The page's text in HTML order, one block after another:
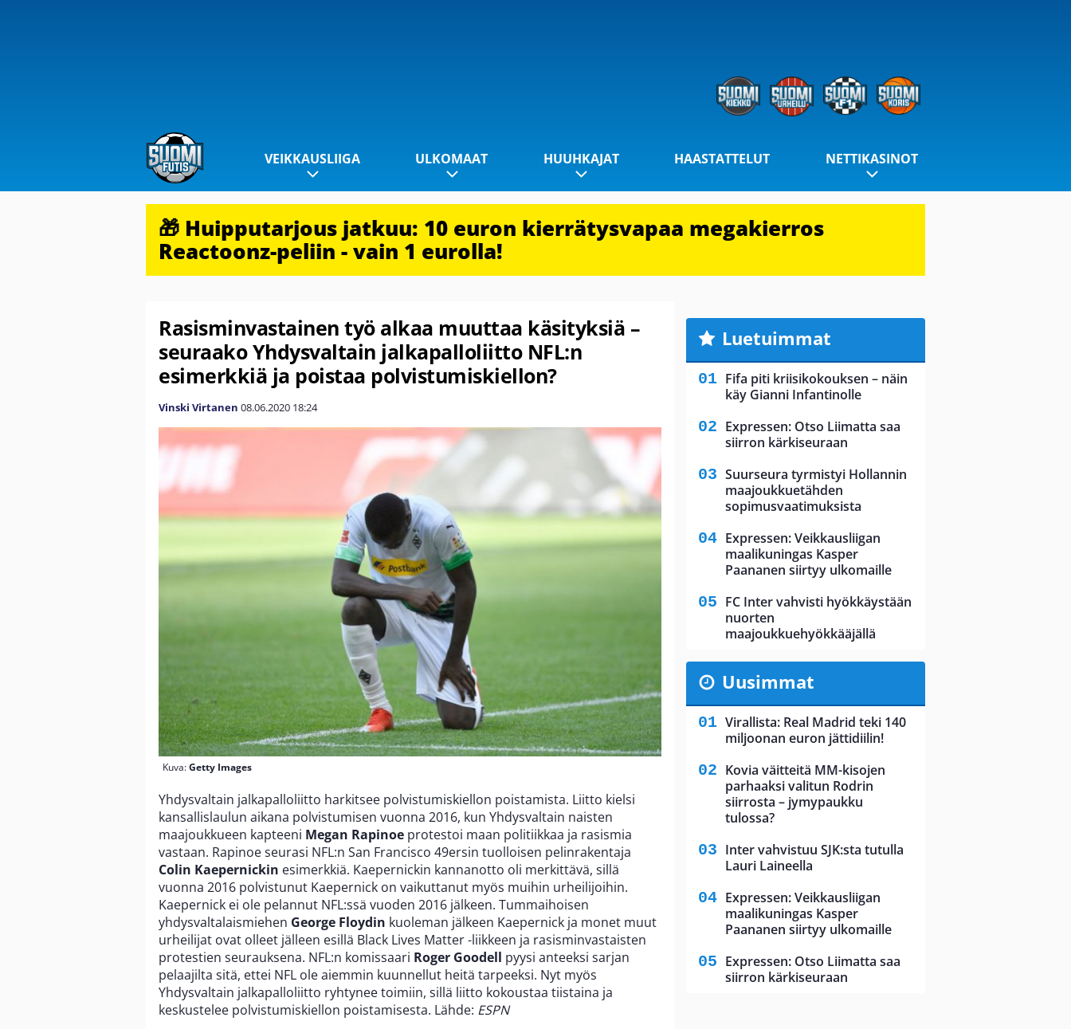
VEIKKAUSLIIGA ULKOMAAT HUUHKAJAT HAASTATTELUT NETTIKASINOT
🎁 Huipputarjous jatkuu: 10 euron kierrätysvapaa megakierros
Reactoonz-peliin - vain 1 eurolla!
Rasisminvastainen työ alkaa muuttaa käsityksiä –
seuraako Yhdysvaltain jalkapalloliitto NFL:n
esimerkkiä ja poistaa polvistumiskiellon?
Vinski Virtanen 08.06.2020 18:24
Kuva:Getty Images
Yhdysvaltain jalkapalloliitto harkitsee polvistumiskiellon poistamista. Liitto kielsi
kansallislaulun aikana polvistumisen vuonna 2016, kun Yhdysvaltain naisten
maajoukkueen kapteeni Megan Rapinoe protestoi maan politiikkaa ja rasismia
vastaan. Rapinoe seurasi NFL:n San Francisco 49ersin tuolloisen pelinrakentaja
Colin Kaepernickin esimerkkiä. Kaepernickin kannanotto oli merkittävä, sillä
vuonna 2016 polvistunut Kaepernick on vaikuttanut myös muihin urheilijoihin.
Kaepernick ei ole pelannut NFL:ssä vuoden 2016 jälkeen. Tummaihoisen
yhdysvaltalaismiehen George Floydin kuoleman jälkeen Kaepernick ja monet muut
urheilijat ovat olleet jälleen esillä Black Lives Matter -liikkeen ja rasisminvastaisten
protestien seurauksena. NFL:n komissaari Roger Goodell pyysi anteeksi sarjan
pelaajilta sitä, ettei NFL ole aiemmin kuunnellut heitä tarpeeksi. Nyt myös
Yhdysvaltain jalkapalloliitto ryhtynee toimiin, sillä liitto kokoustaa tiistaina ja
keskustelee polvistumiskiellon poistamisesta. Lähde: ESPN
Luetuimmat
Fifa piti kriisikokouksen – näin
käy Gianni Infantinolle
Expressen: Otso Liimatta saa
siirron kärkiseuraan
Suurseura tyrmistyi Hollannin
maajoukkuetähden
sopimusvaatimuksista
Expressen: Veikkausliigan
maalikuningas Kasper
Paananen siirtyy ulkomaille
FC Inter vahvisti hyökkäystään
nuorten
maajoukkuehyökkääjällä
Uusimmat
Virallista: Real Madrid teki 140
miljoonan euron jättidiilin!
Kovia väitteitä MM-kisojen
parhaaksi valitun Rodrin
siirrosta – jymypaukku
tulossa?
Inter vahvistuu SJK:sta tutulla
Lauri Laineella
Expressen: Veikkausliigan
maalikuningas Kasper
Paananen siirtyy ulkomaille
Expressen: Otso Liimatta saa
siirron kärkiseuraan